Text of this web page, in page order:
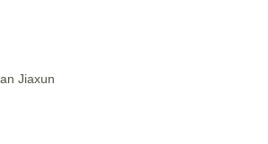
Jiaxun